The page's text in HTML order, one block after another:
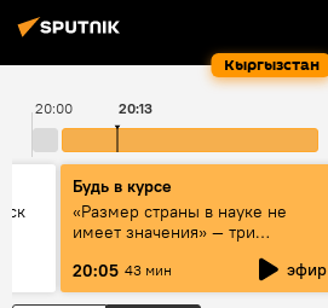
Кыргызстан
20:00 20:13
Будь в курсе
«Размер страны в науке не
имеет значения» — три
эксперта о сотрудничестве
России и Кыргызстана в
образовании и исследованиях
20:05 43 мин эфир